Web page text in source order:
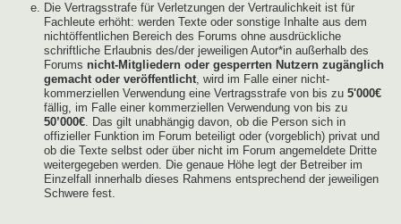
Die Vertragsstrafe für Verletzungen der Vertraulichkeit ist für
Fachleute erhöht: werden Texte oder sonstige Inhalte aus dem
nichtöffentlichen Bereich des Forums ohne ausdrückliche
schriftliche Erlaubnis des/der jeweiligen Autor*in außerhalb des
Forums nicht-Mitgliedern oder gesperrten Nutzern zugänglich
gemacht oder veröffentlicht , wird im Falle einer nicht-
kommerziellen Verwendung eine Vertragsstrafe von bis zu 5'000€
fällig, im Falle einer kommerziellen Verwendung von bis zu
50’000€ . Das gilt unabhängig davon, ob die Person sich in
offizieller Funktion im Forum beteiligt oder (vorgeblich) privat und
ob die Texte selbst oder über nicht im Forum angemeldete Dritte
weitergegeben werden. Die genaue Höhe legt der Betreiber im
Einzelfall innerhalb dieses Rahmens entsprechend der jeweiligen
Schwere fest.